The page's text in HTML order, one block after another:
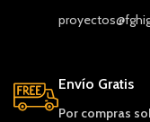
Envío Gratis
Por compras